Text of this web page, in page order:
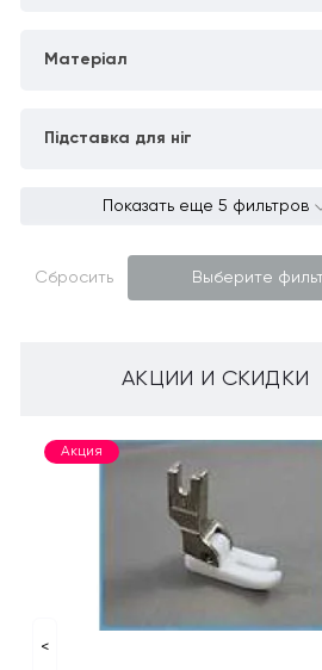
Матеріал
Підставка для ніг
Показать еще 5 фильтров
Сбросить Выберите
АКЦИИ И СКИДКИ
Акция
<